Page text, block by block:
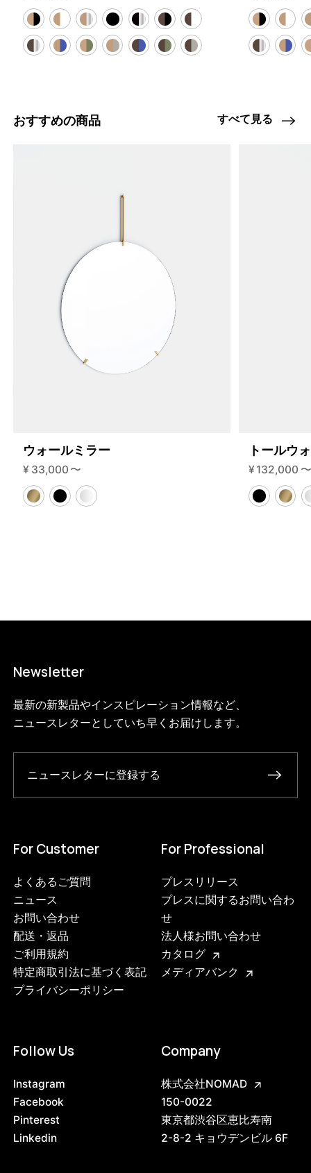
200-1-c?variant=46591358075112
S.200.1.C.BL.BL0
3748753801448
47408775856360
ブラック/ステンレススチール NEW
/products/shelving-system-s-200-1-c?
おすすめの商品 すべて見る
ウォールミラー
¥ 33,000 〜
トールウ
¥ 132,000 〜
Newsletter
最新の新製品やインスピレーション情報など、
ニュースレターとしていち早くお届けします。
ニュースレターに登録する
For Customer
よくあるご質問
ニュース
お問い合わせ
配送・返品
ご利用規約
特定商取引法に基づく表記
プライバシーポリシー
For Professional
プレスリリース
プレスに関するお問い合わ
せ
法人様お問い合わせ
カタログ
メディアバンク
Follow Us
Instagram
Facebook
Pinterest
Linkedin
Company
株式会社NOMAD
150-0022
東京都渋谷区恵比寿南
2-8-2 キョウデンビル 6F